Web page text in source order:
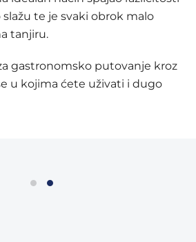
te je svaki obrok malo
tanjiru.
gastronomsko putovanje kroz
u kojima ćete uživati i dugo